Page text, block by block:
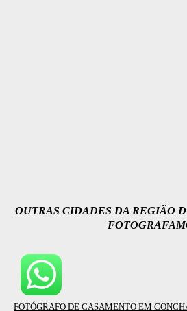
OUTRAS CIDADES DA REGIÃO
FOTÓGRAFO DE CASAMENTO EM